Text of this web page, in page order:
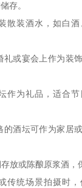
存。
散装酒水，如白
礼或宴会上作为装
作为礼品，适合
的酒坛可作为家居
放或陈酿原浆酒，
传统场景拍摄时